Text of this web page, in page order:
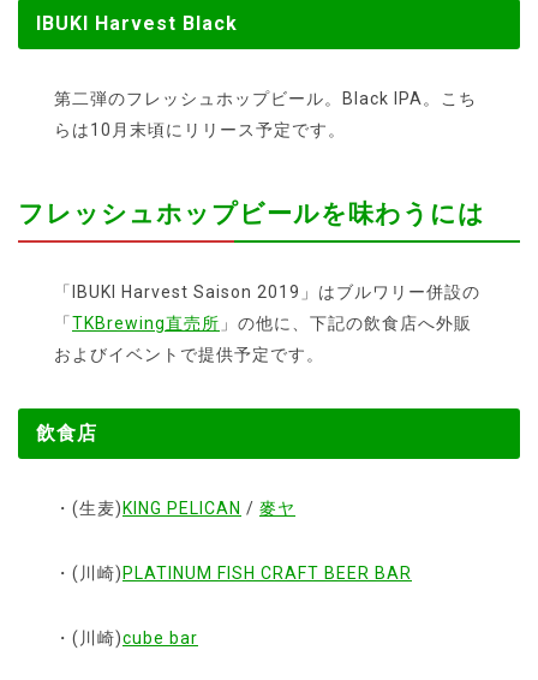
IBUKI Harvest Black
第二弾のフレッシュホップビール。Black IPA。こち
らは10月末頃にリリース予定です。
フレッシュホップビールを味わうには
「IBUKI Harvest Saison 2019」はブルワリー併設の
「TKBrewing直売所 」の他に、下記の飲食店へ外販
およびイベントで提供予定です。
飲食店
・(生麦) KING PELICAN / 麥ヤ
・(川崎) PLATINUM FISH CRAFT BEER BAR
・(川崎)cube bar